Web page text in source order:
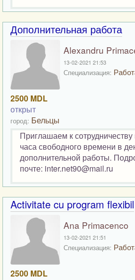
Дополнительная работа
Alexandru
13-02-2021 21:53
Специализация:
2500 MDL
открыт
город: Бельцы
Приглашаем к сотрудничеству
часа свободного времени в
дополнительной работы.
почте: inter.net90@mail.ru
Activitate cu program flexibil
Ana Primacenco
13-02-2021 21:51
Специализация:
2500 MDL